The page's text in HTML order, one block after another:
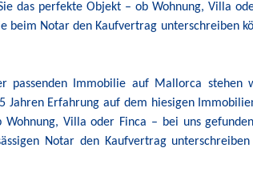
das perfekte Objekt – ob Wohnung, Villa
beim Notar den Kaufvertrag unterschreiben
passenden Immobilie auf Mallorca
Jahren Erfahrung auf dem hiesigen
Villa oder Finca – bei uns
Notar den Kaufvertrag